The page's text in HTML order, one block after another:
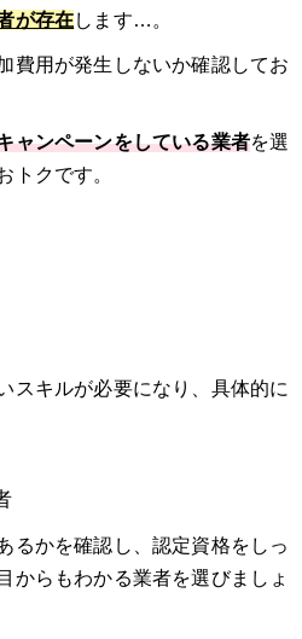
が存在します…。
費用が発生しないか確認してお
ャンペーンをしている業者を選
トクです。
スキルが必要になり、具体的に
るかを確認し、認定資格をしっ
からもわかる業者を選びましょ